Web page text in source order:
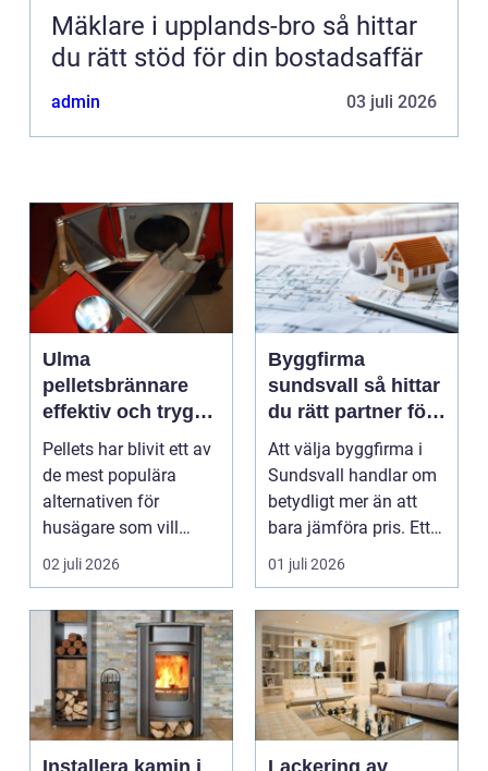
Mäklare i upplands-bro så hittar
du rätt stöd för din bostadsaffär
admin 03 juli 2026
Ulma
pelletsbrännare
effektiv och trygg
värme med pellets
Pellets har blivit ett av
de mest populära
alternativen för
husägare som vill
kombinera låga
uppvärm...
02 juli 2026
Byggfirma
sundsvall så hittar
du rätt partner för
ditt projekt
Att välja byggfirma i
Sundsvall handlar om
betydligt mer än att
bara jämföra pris. Ett
bygge påverka...
01 juli 2026